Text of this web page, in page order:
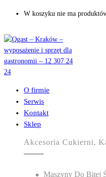
W koszyku nie ma
O firmie
Serwis
Kontakt
Sklep
Akcesoria Cukierni,
Maszyny Do Bitej